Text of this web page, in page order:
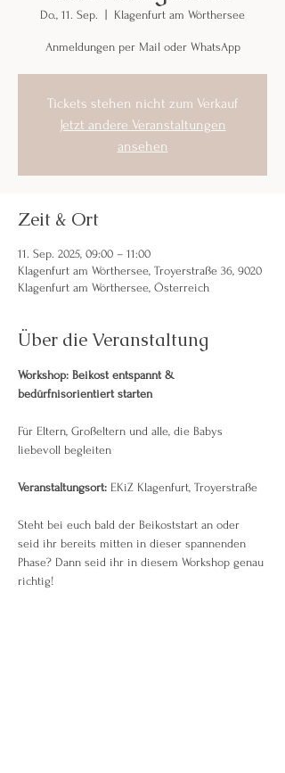
Do., 11. Sep. Klagenfurt am Wörthersee
Anmeldungen per Mail oder WhatsApp
Tickets stehen nicht zum Verkauf
Jetzt andere Veranstaltungen
ansehen
Zeit & Ort
11. Sep. 2025, 09:00 – 11:00
Klagenfurt am Wörthersee, Troyerstraße 36, 9020
Klagenfurt am Wörthersee, Österreich
Über die Veranstaltung
Workshop: Beikost entspannt &
bedürfnisorientiert starten
Für Eltern, Großeltern und alle, die Babys
liebevoll begleiten
Veranstaltungsort: EKiZ Klagenfurt, Troyerstraße
Steht bei euch bald der Beikoststart an oder
seid ihr bereits mitten in dieser spannenden
Phase? Dann seid ihr in diesem Workshop genau
richtig!